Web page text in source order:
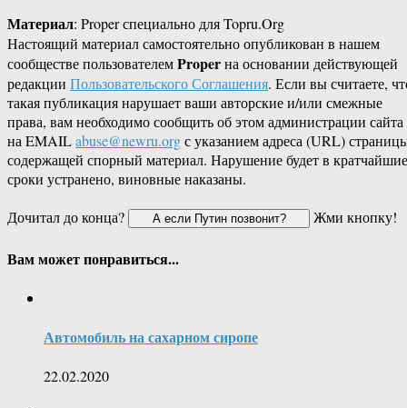
Материал: Proper специально для Topru.Org
Настоящий материал самостоятельно опубликован в нашем
сообществе пользователемProperна основании действующей
редакции Пользовательского Соглашения. Если вы считаете,
такая публикация нарушает ваши авторские и/или смежные
права, вам необходимо сообщить об этом администрации сайта
на EMAILabuse@newru.orgс указанием адреса (URL)
содержащей спорный материал. Нарушение будет в кратчайшие
сроки устранено, виновные наказаны.
Дочитал до конца?
Жми кнопку!
Вам может понравиться...
Автомобиль на сахарном сиропе
22.02.2020